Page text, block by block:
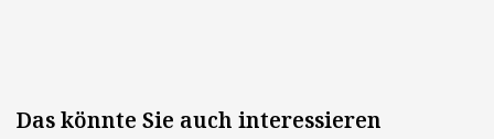
Das könnte Sie auch interessieren